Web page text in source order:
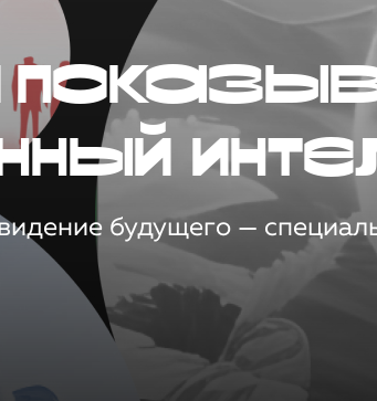
будущего —